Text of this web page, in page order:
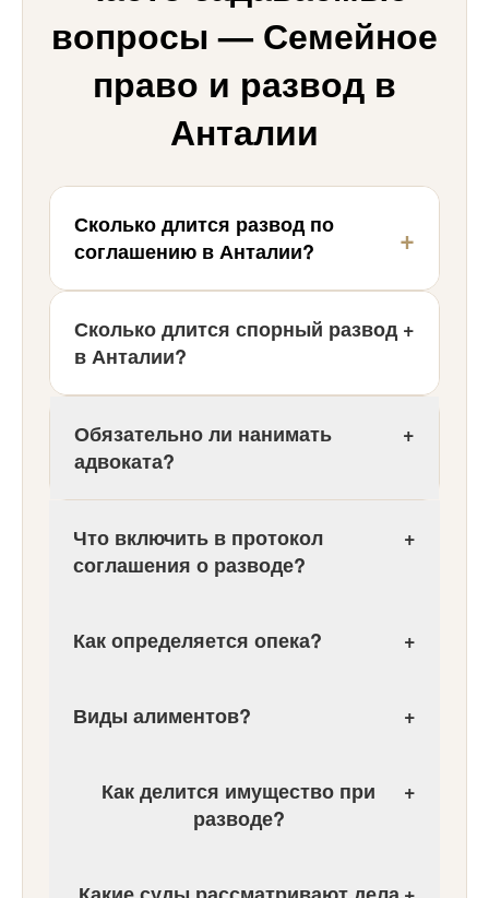
вопросы — Семейное
право и развод в
Анталии
Сколько длится развод по
соглашению в Анталии?
+
Сколько длится спорный развод
в Анталии?
+
Обязательно ли нанимать
адвоката?
+
Что включить в протокол
соглашения о разводе?
+
Как определяется опека? +
Виды алиментов? +
Как делится имущество при
разводе?
+